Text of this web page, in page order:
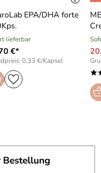
Höhestr. 19, 61348
u-
Höhestr. 19,
EPA/DHA forte
lieferbar
€*
0,33 €/Kapsel
Bestellung